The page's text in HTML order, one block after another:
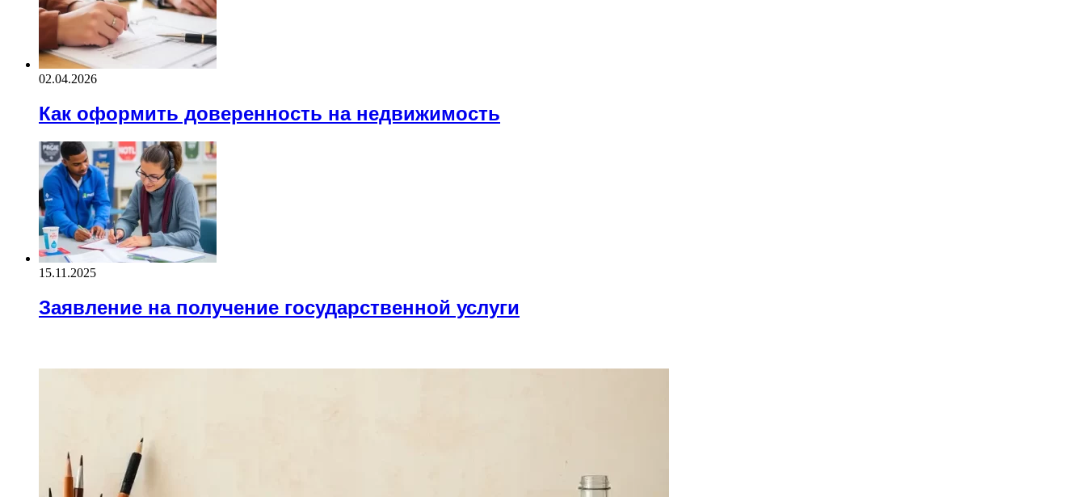
02.04.2026
Как оформить доверенность на недвижимость
15.11.2025
Заявление на получение государственной услуги